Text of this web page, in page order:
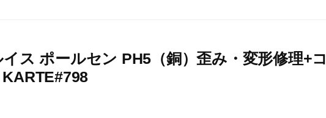
イス ポールセン PH5（銅）歪み・変形修理+コ